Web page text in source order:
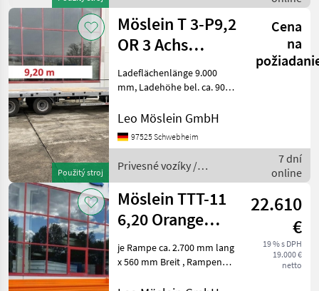
Möslein
Použitý stroj
Möslein T 3-P9,2
OR 3 Achs
Tieflader
gerader
Cena
na
Ladeflächenlänge 9.000
mm, Ladehöhe bel. ca. 900
16 x Rungentaschen im
70 mm stark, Staukiste mit
Leo Möslein GmbH
97525 Schwebheim
Privesné vozíky /
Möslein
7 dní
online
Möslein TTT-11
6,20 Orange
Neuer
Tandemtieflader
22.610
€
19 % s DPH
19.000 €
netto
je Rampe ca. 2.700 mm lang
x 560 mm Breit , Rampen